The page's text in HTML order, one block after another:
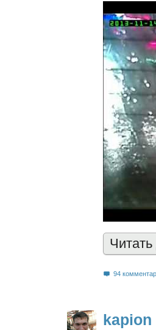
94
kapion